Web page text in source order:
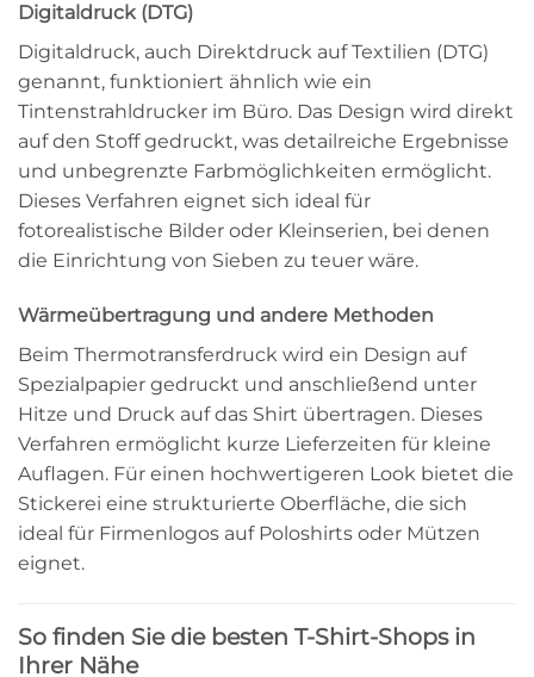
Digitaldruck (DTG)
Digitaldruck, auch Direktdruck auf Textilien (DTG)
genannt, funktioniert ähnlich wie ein
Tintenstrahldrucker im Büro. Das Design wird direkt
auf den Stoff gedruckt, was detailreiche Ergebnisse
und unbegrenzte Farbmöglichkeiten ermöglicht.
Dieses Verfahren eignet sich ideal für
fotorealistische Bilder oder Kleinserien, bei denen
die Einrichtung von Sieben zu teuer wäre.
Wärmeübertragung und andere Methoden
Beim Thermotransferdruck wird ein Design auf
Spezialpapier gedruckt und anschließend unter
Hitze und Druck auf das Shirt übertragen. Dieses
Verfahren ermöglicht kurze Lieferzeiten für kleine
Auflagen. Für einen hochwertigeren Look bietet die
Stickerei eine strukturierte Oberfläche, die sich
ideal für Firmenlogos auf Poloshirts oder Mützen
eignet.
So finden Sie die besten T-Shirt-Shops in
Ihrer Nähe